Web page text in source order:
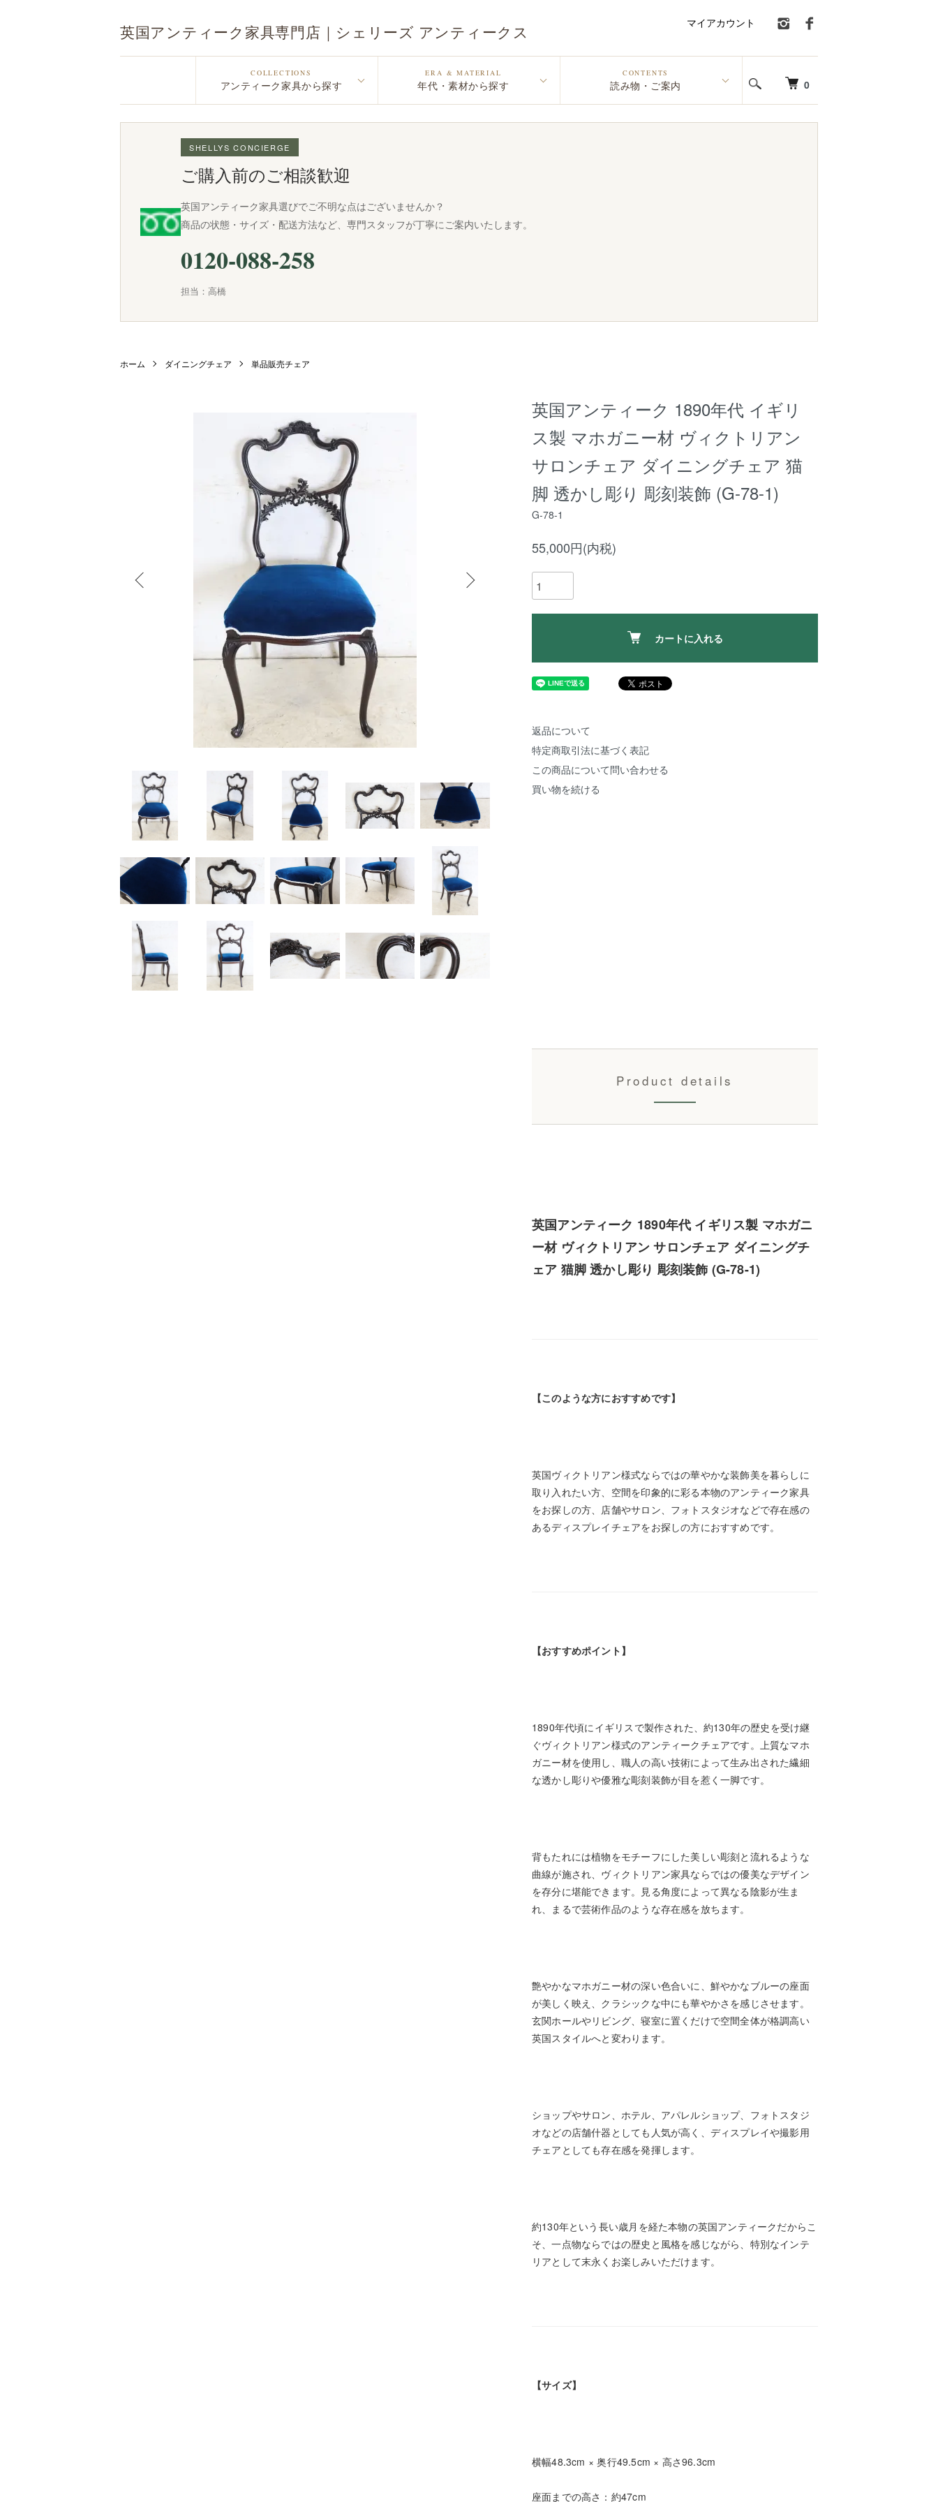
英国アンティーク家具専門店｜シェリーズ アンティークス
0
COLLECTIONS
アンティーク家具から探す
ERA & MATERIAL
年代・素材から探す
CONTENTS
読み物・ご案内
マイアカウント
SHELLYS CONCIERGE
ご購入前のご相談歓迎
英国アンティーク家具選びでご不明な点はございませんか？
商品の状態・サイズ・配送方法など、専門スタッフが丁寧にご案内いたします。
0120-088-258
担当：高橋
ホーム ダイニングチェア 単品販売チェア
英国アンティーク 1890年代 イギリ
ス製 マホガニー材 ヴィクトリアン
サロンチェア ダイニングチェア 猫
脚 透かし彫り 彫刻装飾 (G-78-1)
G-78-1
55,000円(内税)
カートに入れる
返品について
特定商取引法に基づく表記
この商品について問い合わせる
買い物を続ける
Product details
英国アンティーク 1890年代 イギリス製 マホガニ
ー材 ヴィクトリアン サロンチェア ダイニングチ
ェア 猫脚 透かし彫り 彫刻装飾 (G-78-1)
【このような方におすすめです】
英国ヴィクトリアン様式ならではの華やかな装飾美を暮らしに
取り入れたい方、空間を印象的に彩る本物のアンティーク家具
をお探しの方、店舗やサロン、フォトスタジオなどで存在感の
あるディスプレイチェアをお探しの方におすすめです。
【おすすめポイント】
1890年代頃にイギリスで製作された、約130年の歴史を受け継
ぐヴィクトリアン様式のアンティークチェアです。上質なマホ
ガニー材を使用し、職人の高い技術によって生み出された繊細
な透かし彫りや優雅な彫刻装飾が目を惹く一脚です。
背もたれには植物をモチーフにした美しい彫刻と流れるような
曲線が施され、ヴィクトリアン家具ならではの優美なデザイン
を存分に堪能できます。見る角度によって異なる陰影が生ま
れ、まるで芸術作品のような存在感を放ちます。
艶やかなマホガニー材の深い色合いに、鮮やかなブルーの座面
が美しく映え、クラシックな中にも華やかさを感じさせます。
玄関ホールやリビング、寝室に置くだけで空間全体が格調高い
英国スタイルへと変わります。
ショップやサロン、ホテル、アパレルショップ、フォトスタジ
オなどの店舗什器としても人気が高く、ディスプレイや撮影用
チェアとしても存在感を発揮します。
約130年という長い歳月を経た本物の英国アンティークだからこ
そ、一点物ならではの歴史と風格を感じながら、特別なインテ
リアとして末永くお楽しみいただけます。
【サイズ】
横幅48.3cm × 奥行49.5cm × 高さ96.3cm
座面までの高さ：約47cm